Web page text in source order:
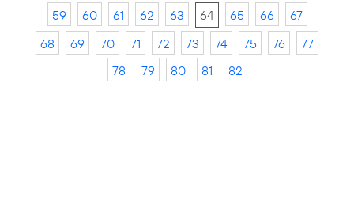
59
60 61 62 63 64 65 66
67
68
69 70 71 72 73 74 75 76
77
78
79 80 81 82